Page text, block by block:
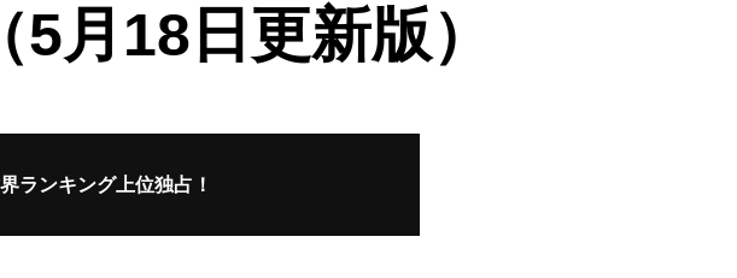
月18日更新版）
ランキング上位独占！